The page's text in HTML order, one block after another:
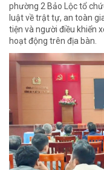
phường 2 Bảo Lộc tổ
luật về trật tự, an toàn
tiện và người điều khiển
hoạt động trên địa bàn.